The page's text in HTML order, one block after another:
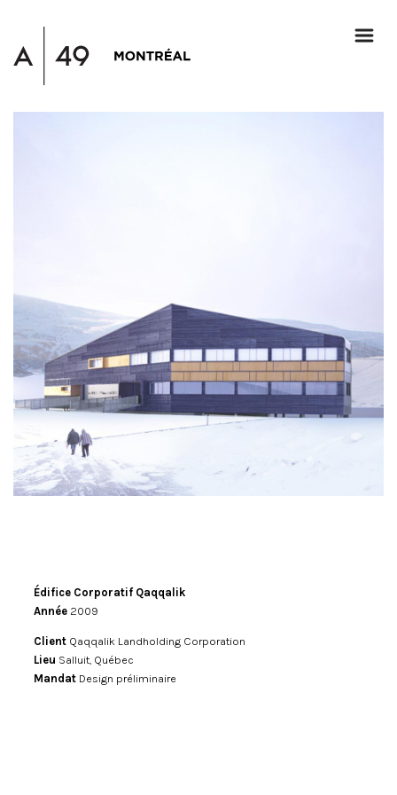
Édifice Corporatif Qaqqalik
Année 2009
Client Qaqqalik Landholding Corporation
Lieu Salluit, Québec
Mandat Design préliminaire